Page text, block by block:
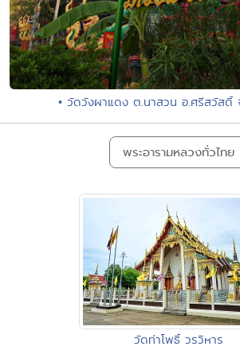
• วัดวังผาแดง ต.นาสวน อ.ศรีสวัส
พระอารามหลวงทั่วไทย
วัดท่าโพธิ์ วรวิหาร